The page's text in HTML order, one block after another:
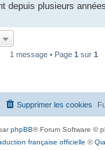
depuis plusieurs
1 message • Page 1 sur 1
Supprimer les cookies
phpBB® Forum Software ©
française officielle ©